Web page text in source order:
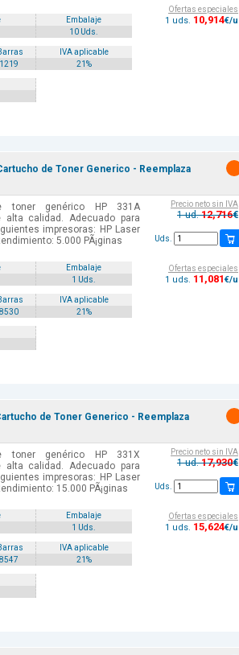
Embalaje
10 Uds.
IVA aplicable
21%
Ofertas especiales
1 uds. 10,914€/u
de Toner Generico - Reemplaza
toner genérico HP 331A
alta calidad. Adecuado para
impresoras: HP Laser
5.000 PÃ¡ginas
Embalaje
1 Uds.
IVA aplicable
21%
Precio neto sin IVA
1 ud.12,716€
Uds.
Ofertas especiales
1 uds. 11 ,081€/u
de Toner Generico - Reemplaza
toner genérico HP 331X
alta calidad. Adecuado para
impresoras: HP Laser
15.000 PÃ¡ginas
Embalaje
1 Uds.
IVA aplicable
21%
Precio neto sin IVA
1 ud.17,930€
Uds.
Ofertas especiales
1 uds. 15,624€/u